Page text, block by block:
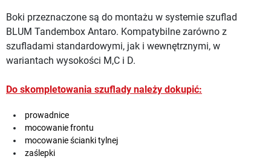
Boki przeznaczone są do montażu w systemie szuflad
BLUM Tandembox Antaro. Kompatybilne zarówno z
szufladami standardowymi, jak i wewnętrznymi, w
wariantach wysokości M,C i D.
Do skompletowania szuflady należy dokupić:
prowadnice
mocowanie frontu
mocowanie ścianki tylnej
zaślepki